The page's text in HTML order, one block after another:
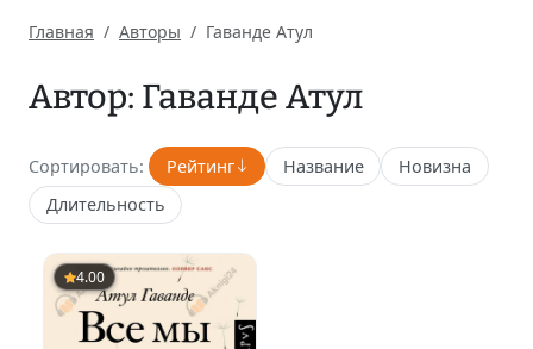
Главная Авторы Гаванде Атул
Автор: Гаванде Атул
Сортировать: Рейтинг Название
Новизна
Длительность
4.00